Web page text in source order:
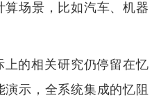
场景，比如汽车、机器
的相关研究仍停留在忆
示，全系统集成的忆阻